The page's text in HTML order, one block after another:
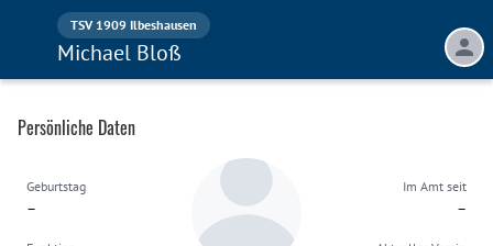
TSV 1909 Ilbeshausen
Michael Bloß
Persönliche Daten
Geburtstag
–
Im Amt seit
–